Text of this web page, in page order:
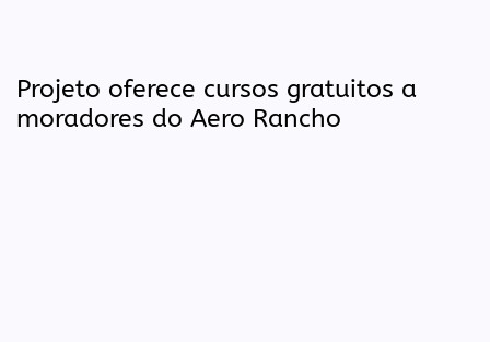
Projeto oferece cursos gratuitos a
moradores do Aero Rancho